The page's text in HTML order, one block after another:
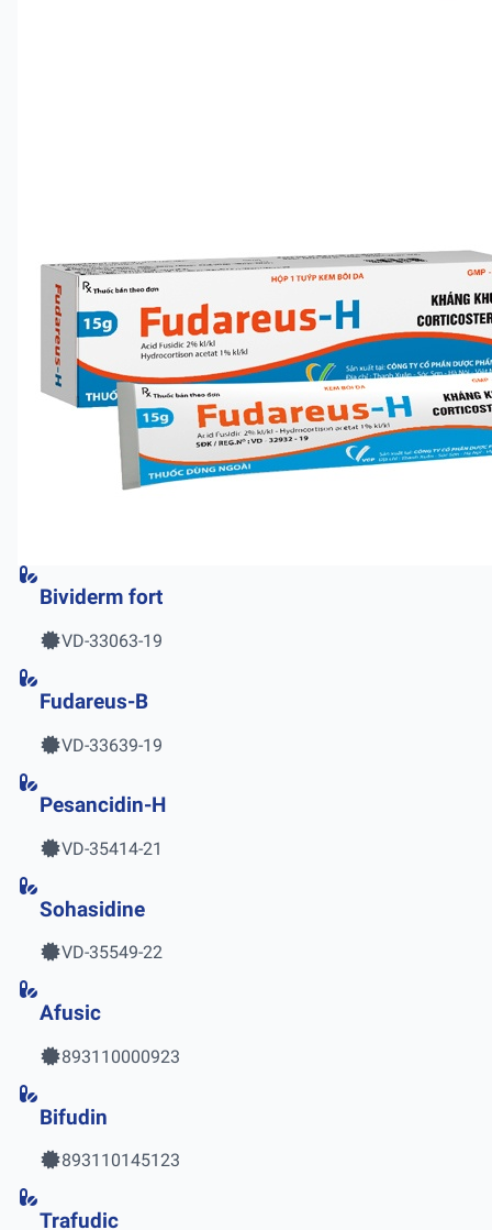
Bividerm fort
VD-33063-19
Fudareus-B
VD-33639-19
Pesancidin-H
VD-35414-21
Sohasidine
VD-35549-22
Afusic
893110000923
Bifudin
893110145123
Trafudic